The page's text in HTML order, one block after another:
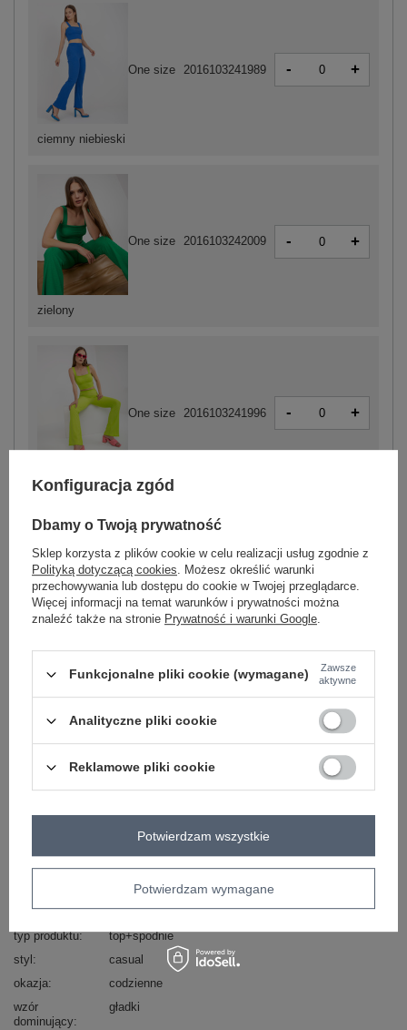
zielony
One size 2016103242009 - +
limonkowy
One size 2016103241996 - +
różowy
One size 2016103241972 - +
ciemny niebieski
One size 2016103241989 - +
ZALOGUJ SIĘ I ZOBACZ CENĘ
Masz pytanie? Chętnie pomożemy.
+48 601 547 740 Zadaj pytanie
DHJ-KMPL-15828
Marka
ITALY MODA
typ produktu
top+spodnie
styl
casual
okazja
codzienne
wzór
dominujący
gładki
Konfiguracja zgód
Dbamy o Twoją prywatność
Sklep korzysta z plików cookie w celu realizacji usług zgodnie z
Polityką dotyczącą cookies. Możesz określić warunki
przechowywania lub dostępu do cookie w Twojej przeglądarce.
Więcej informacji na temat warunków i prywatności można
znaleźć także na stronie Prywatność i warunki Google.
Funkcjonalne pliki cookie (wymagane)
Zawsze
aktywne
Analityczne pliki cookie
Reklamowe pliki cookie
Potwierdzam wymagane
Potwierdzam wszystkie